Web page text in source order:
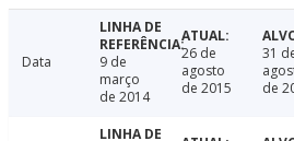
Data
9 de
março
de 2014
26 de
agosto
de 2015
31
de